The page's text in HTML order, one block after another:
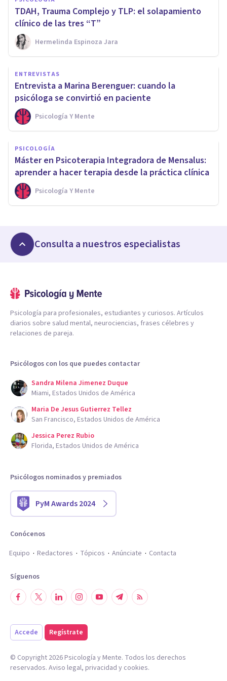
TDAH, Trauma Complejo y TLP: el solapamiento
clínico de las tres “T”
Hermelinda Espinoza Jara
ENTREVISTAS
Entrevista a Marina Berenguer: cuando la
psicóloga se convirtió en paciente
Psicología Y Mente
PSICOLOGÍA
Máster en Psicoterapia Integradora de Mensalus:
aprender a hacer terapia desde la práctica clínica
Psicología Y Mente
Consulta a nuestros especialistas
Psicología para profesionales, estudiantes y curiosos. Artículos
diarios sobre salud mental, neurociencias, frases célebres y
relaciones de pareja.
Psicólogos con los que puedes contactar
Sandra Milena Jimenez Duque
Miami, Estados Unidos de América
Maria De Jesus Gutierrez Tellez
San Francisco, Estados Unidos de América
Jessica Perez Rubio
Florida, Estados Unidos de América
Psicólogos nominados y premiados
PyM Awards 2024
Conócenos
Equipo
Redactores Tópicos Anúnciate Contacta
Síguenos
Accede Regístrate
© Copyright 2026Psicología y Mente. Todos los derechos
reservados. Aviso legal, privacidad y cookies.